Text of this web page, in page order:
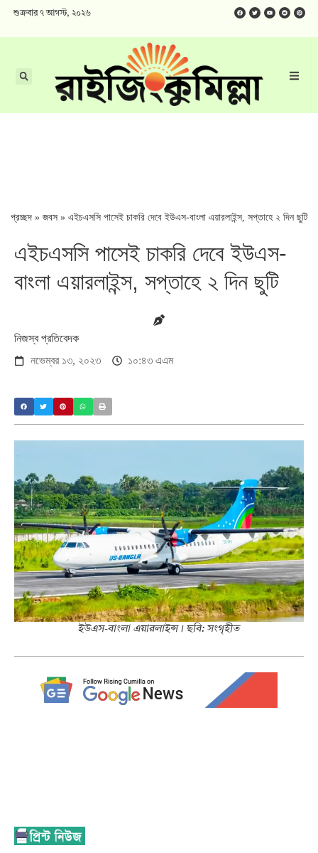
শুক্রবার ৭ আগস্ট, ২০২৬
প্রচ্ছদ » জবস » এইচএসসি পাসেই চাকরি দেবে ইউএস-বাংলা এয়ারলাইন্স, সপ্তাহে ২ দিন ছুটি
এইচএসসি পাসেই চাকরি দেবে ইউএস-
বাংলা এয়ারলাইন্স, সপ্তাহে ২ দিন ছুটি
নিজস্ব প্রতিবেদক
নভেম্বর ১৩, ২০২৩
১০:৪৩ এএম
ইউএস-বাংলা এয়ারলাইন্স। ছবি: সংগৃহীত